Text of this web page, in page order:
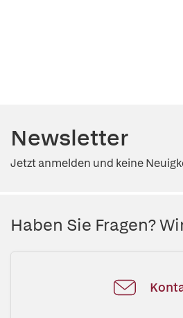
Newsletter
Jetzt anmelden und keine
Haben Sie Fragen?